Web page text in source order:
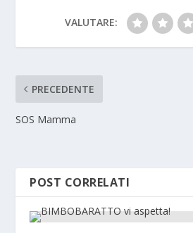
VALUTARE:
PRECEDENTE
SOS Mamma
POST CORRELATI